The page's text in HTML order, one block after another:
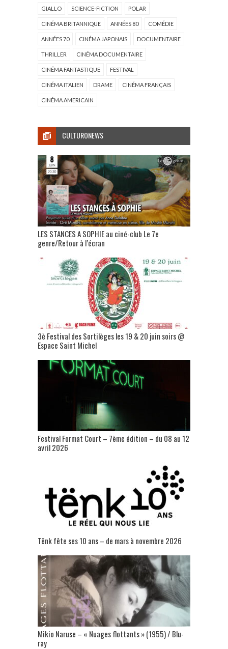
GIALLO SCIENCE-FICTION POLAR
CINÉMA BRITANNIQUE ANNÉES 80 COMÉDIE
ANNÉES 70 CINÉMA JAPONAIS DOCUMENTAIRE
THRILLER CINÉMA DOCUMENTAIRE
CINÉMA FANTASTIQUE FESTIVAL
CINÉMA ITALIEN DRAME CINÉMA FRANÇAIS
CINÉMA AMERICAIN
CULTURONEWS
LES STANCES A SOPHIE au ciné-club Le 7e
genre/Retour à l’écran
3è Festival des Sortilèges les 19 & 20 juin soirs @
Espace Saint Michel
Festival Format Court – 7ème édition – du 08 au 12
avril 2026
Tënk fête ses 10 ans – de mars à novembre 2026
Mikio Naruse – « Nuages flottants » (1955) / Blu-
ray